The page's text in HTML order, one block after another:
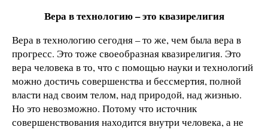
Вера в технологию – это квазирелигия
Вера в технологию сегодня – то же, чем была вера в
прогресс. Это тоже своеобразная квазирелигия. Это
вера человека в то, что с помощью науки и технологий
можно достичь совершенства и бессмертия, полной
власти над своим телом, над природой, над жизнью.
Но это невозможно. Потому что источник
совершенствования находится внутри человека, а не